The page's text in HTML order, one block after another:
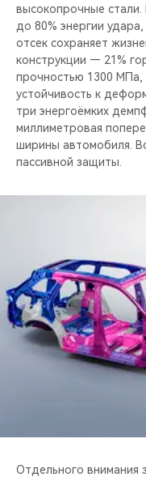
высокопрочные стали.
до 80% энергии
отсек сохраняет
конструкции — 21%
прочностью 1300
устойчивость к
три энергоёмких
миллиметровая
ширины автомобиля.
пассивной защиты.
Отдельного внимания